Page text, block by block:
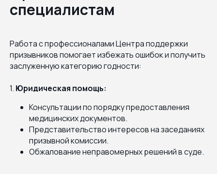
специалистам
Работа с профессионалами Центра поддержки
призывников помогает избежать ошибок и получить
заслуженную категорию годности:
1. Юридическая помощь:
Консультации по порядку предоставления
медицинских документов.
Представительство интересов на заседаниях
призывной комиссии.
Обжалование неправомерных решений в суде.